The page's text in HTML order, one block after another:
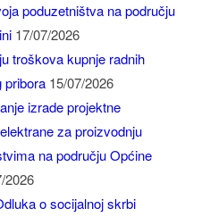
poduzetništva na području
17/07/2026
troškova kupnje radnih
pribora 15/07/2026
izrade projektne
za proizvodnju
na području Općine
2026
o socijalnoj skrbi